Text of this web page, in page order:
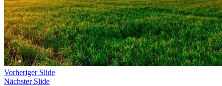
Vorheriger Slide
Nächster Slide